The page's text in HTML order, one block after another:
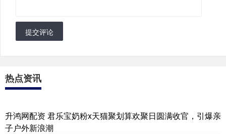
提交评论
热点资讯
升鸿网配资 君乐宝奶粉x天猫聚划算欢聚日圆满收官，引爆亲
子户外新浪潮